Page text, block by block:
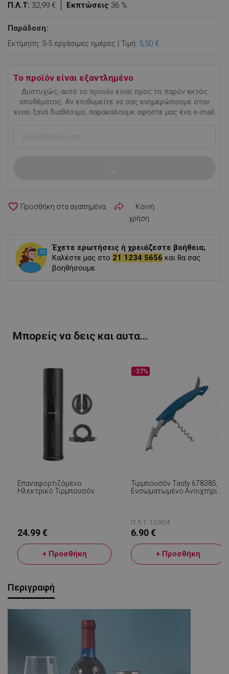
Εκπτώσεις 36 %
Π.Λ.Τ: 32,99 €
Παράδοση:
Εκτίμηση: 3-5 εργάσιμες ημέρες | Τιμή: 5,50 €
Το προϊόν είναι εξαντλημένο
Δυστυχώς, αυτό το προϊόν είναι προς το παρόν εκτός
αποθέματος. Αν επιθυμείτε να σας ενημερώσουμε όταν
είναι ξανά διαθέσιμο, παρακαλούμε αφήστε μας ένα e-mail.
favorite_border
Κοινή
χρήση
Έχετε ερωτήσεις ή χρειάζεστε βοήθεια;
Καλέστε μας στο 21 1234 5656 και θα σας
βοηθήσουμε.
Μπορείς να δεις και αυτα...
Επαναφορτιζόμενο
Ηλεκτρικό Τιρμπουσόν
24.99 €
+ Προσθήκη
Τιρμπουσόν Tasty 678385,
Ενσωματωμένο Ανοιχτήρι
-37%
Π.Λ.Τ: 10.90 €
6.90 €
+ Προσθήκη
Περιγραφή